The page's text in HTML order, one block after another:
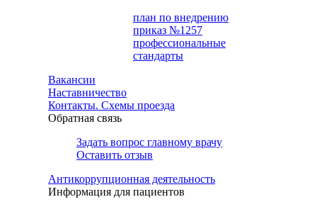
план по внедрению
приказ №1257
профессиональные
стандарты
Вакансии
Наставничество
Контакты. Схемы проезда
Обратная связь
Задать вопрос главному врачу
Оставить отзыв
Антикоррупционная деятельность
Информация для пациентов